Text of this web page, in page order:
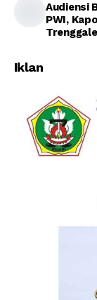
Audiensi
PWI,
Iklan